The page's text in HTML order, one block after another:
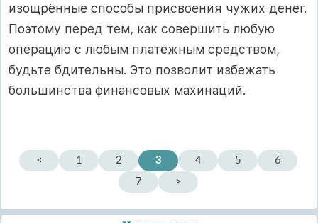
изощрённые способы присвоения чужих денег.
Поэтому перед тем, как совершить любую
операцию с любым платёжным средством,
будьте бдительны. Это позволит избежать
большинства финансовых махинаций.
< 1 2 3 4 5
6
7
>